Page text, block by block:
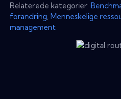
Relaterede kategorier:
forandring Menneskelige
management